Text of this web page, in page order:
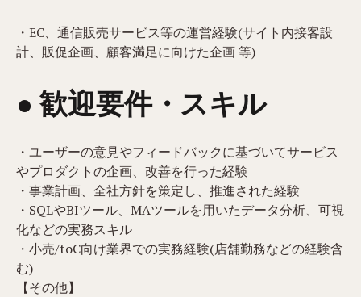
・EC、通信販売サービス等の運営経験(サイト内接客設
計、販促企画、顧客満足に向けた企画 等)
● 歓迎要件・スキル
・ユーザーの意見やフィードバックに基づいてサービス
やプロダクトの企画、改善を行った経験
・事業計画、全社方針を策定し、推進された経験
・SQLやBIツール、MAツールを用いたデータ分析、可視
化などの実務スキル
・小売/toC向け業界での実務経験(店舗勤務などの経験含
む)
【その他】